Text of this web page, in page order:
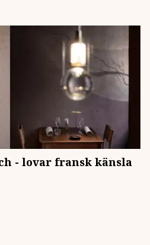
- lovar fransk känsla